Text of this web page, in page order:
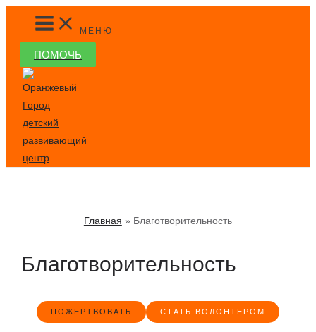
Перейти
содержимому
MAIN
MENU
МЕНЮ
ПОМОЧЬ
Главная Благотворительность
Благотворительность
ПОЖЕРТВОВАТЬ СТАТЬ ВОЛОНТЕРОМ